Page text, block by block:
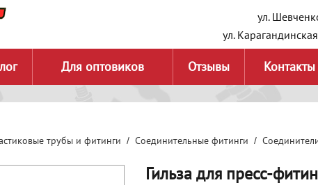
ул.
ул.
Для оптовиков Отзывы Контакты
трубы и фитинги Соединительные фитинги
Гильза для пресс-